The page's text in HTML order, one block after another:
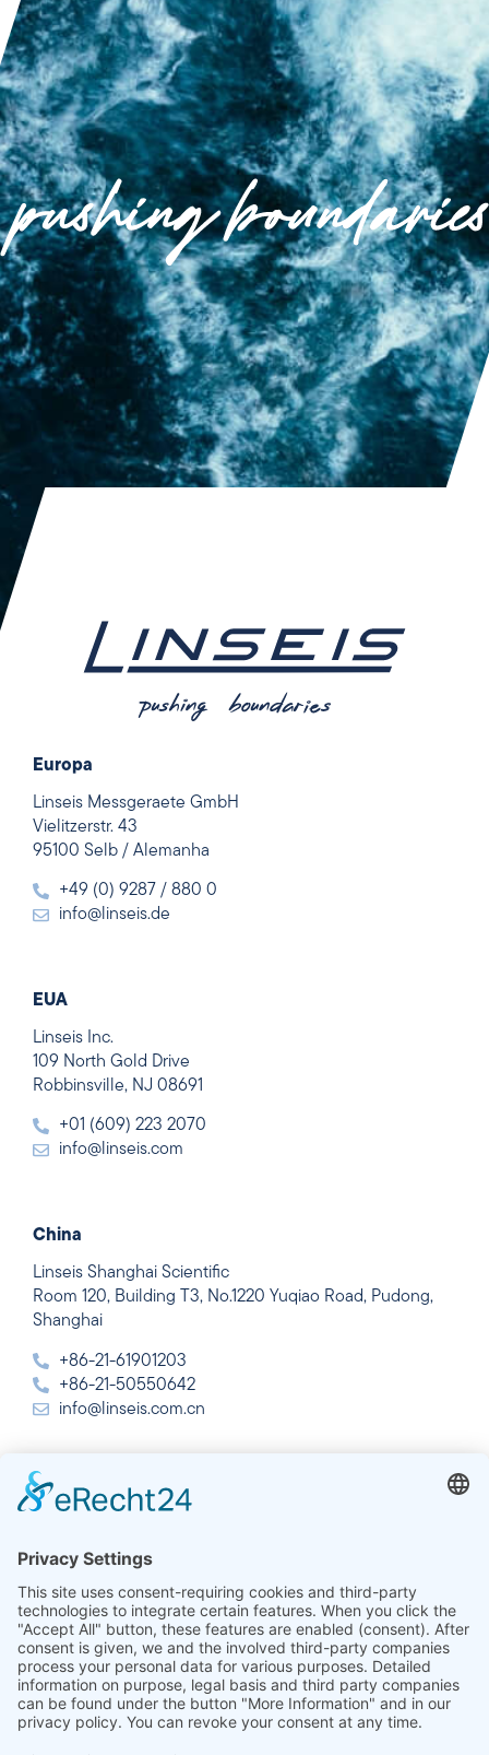
Europa
Linseis Messgeraete GmbH
Vielitzerstr. 43
95100 Selb / Alemanha
+49 (0) 9287 / 880 0
info@linseis.de
EUA
Linseis Inc.
109 North Gold Drive
Robbinsville, NJ 08691
+01 (609) 223 2070
info@linseis.com
China
Linseis Shanghai Scientific
Room 120, Building T3, No.1220 Yuqiao Road, Pudong,
Shanghai
+86-21-61901203
+86-21-50550642
info@linseis.com.cn
Índia
Plot 65, 2nd Floor, Sai Enclave,
+91-11-42883851
sales@linseis.in